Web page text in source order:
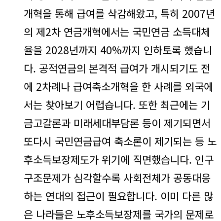
개혁을 통해 급여를 삭감해왔고, 특히 2007년
의 제2차 연금개혁에서는 국민연금 소득대체
율을 2028년까지 40%까지 인하토록 했습니
다. 공적연금의 본격적 급여가 개시되기도 전
에 2차례나 급여축소개혁을 한 사례를 외국에
서는 찾아보기 어렵습니다. 또한 최근에는 기
금고갈론과 미래세대부담론 등이 제기되면서
또다시 국민연금급여 축소론이 제기되는 등 노
후소득보장제도가 위기에 직면했습니다. 인구
구조문제가 심각할수록 사회전체가 공동대응
하는 연대의 접근이 필요합니다. 이미 다른 많
은 나라들은 노후소득보장제를 국가의 문제로